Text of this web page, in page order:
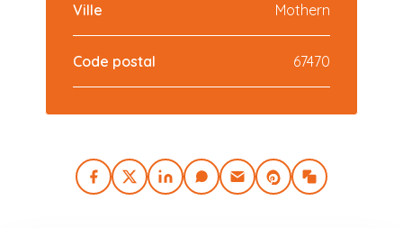
Ville Mothern
Code postal 67470